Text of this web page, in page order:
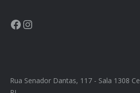
Rua Senador Dantas, 117 - Sala 1308